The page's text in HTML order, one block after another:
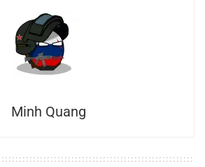
Minh Quang